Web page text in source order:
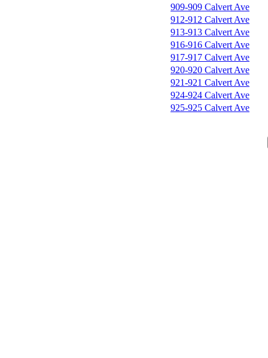
909-909 Calvert Ave
912-912 Calvert Ave
913-913 Calvert Ave
916-916 Calvert Ave
917-917 Calvert Ave
920-920 Calvert Ave
921-921 Calvert Ave
924-924 Calvert Ave
925-925 Calvert Ave